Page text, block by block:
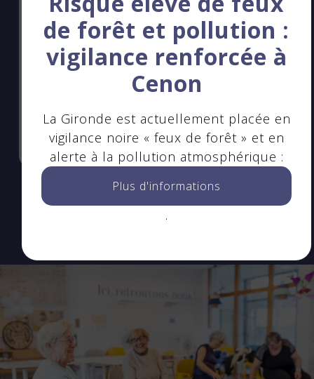
développement
éducatif des enfants
Juin - juillet - août 2025
En savoir +
de forêt et pollution :
vigilance renforcée à
Cenon
La Gironde est actuellement placée en
vigilance noire « feux de forêt » et en
alerte à la pollution atmosphérique :
Plus d'informations
.